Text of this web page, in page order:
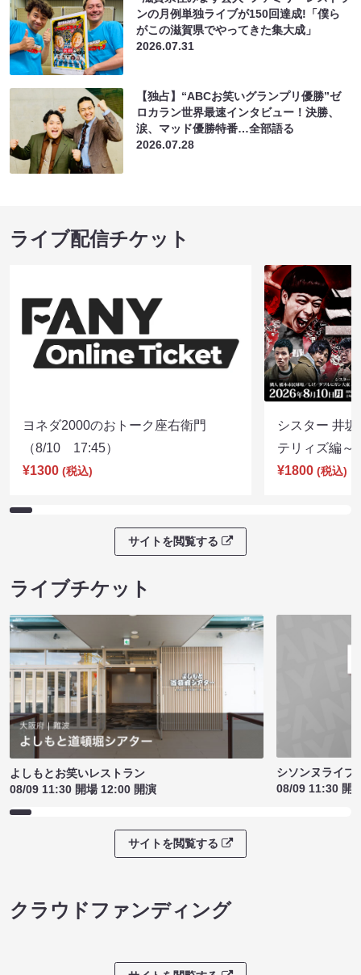
ンの月例単独ライブが150回達成!「僕ら
がこの滋賀県でやってきた集大成」
2026.07.31
【独占】“ABCお笑いグランプリ優勝”ゼ
ロカラン世界最速インタビュー！決勝、
涙、マッド優勝特番…全部語る
2026.07.28
ライブ配信チケット
ヨネダ2000のおトーク座右衛門
（8/10 17:45）
¥1300 (税込)
シスター 井
テリィズ編
¥1800 (税込)
サイトを閲覧する
ライブチケット
よしもとお笑いレストラン
08/09 11:30 開場 12:00 開演
シソンヌライ
08/09 11:30 開
サイトを閲覧する
クラウドファンディング